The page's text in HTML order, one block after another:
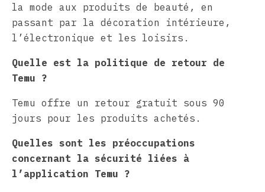
la mode aux produits de beauté, en
passant par la décoration intérieure,
l’électronique et les loisirs.
Quelle est la politique de retour de
Temu ?
Temu offre un retour gratuit sous 90
jours pour les produits achetés.
Quelles sont les préoccupations
concernant la sécurité liées à
l’application Temu ?